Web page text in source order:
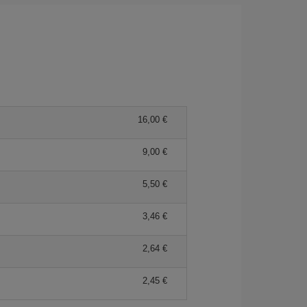
16,00 €
9,00 €
5,50 €
3,46 €
2,64 €
2,45 €